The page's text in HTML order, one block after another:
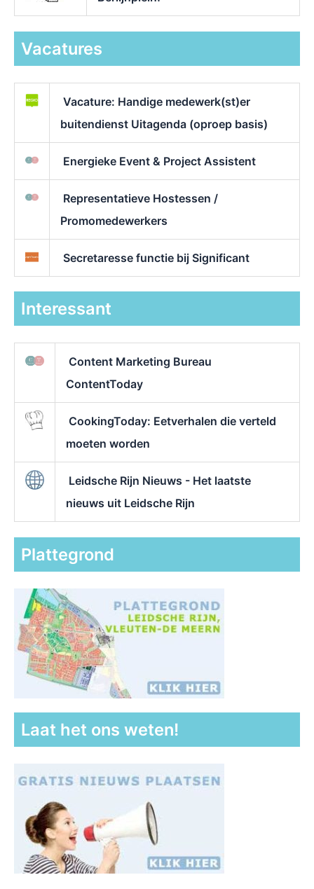
Vacatures
Vacature: Handige medewerk(st)er
buitendienst Uitagenda (oproep basis)
Energieke Event & Project Assistent
Representatieve Hostessen /
Promomedewerkers
Secretaresse functie bij Significant
Interessant
Content Marketing Bureau
ContentToday
CookingToday: Eetverhalen die verteld
moeten worden
Leidsche Rijn Nieuws - Het laatste
nieuws uit Leidsche Rijn
Plattegrond
Laat het ons weten!